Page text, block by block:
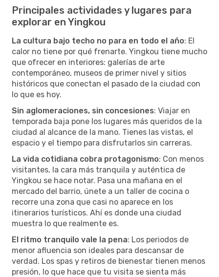
Principales actividades y lugares para
explorar en Yingkou
La cultura bajo techo no para en todo el año: El
calor no tiene por qué frenarte. Yingkou tiene mucho
que ofrecer en interiores: galerías de arte
contemporáneo, museos de primer nivel y sitios
históricos que conectan el pasado de la ciudad con
lo que es hoy.
Sin aglomeraciones, sin concesiones: Viajar en
temporada baja pone los lugares más queridos de la
ciudad al alcance de la mano. Tienes las vistas, el
espacio y el tiempo para disfrutarlos sin carreras.
La vida cotidiana cobra protagonismo: Con menos
visitantes, la cara más tranquila y auténtica de
Yingkou se hace notar. Pasa una mañana en el
mercado del barrio, únete a un taller de cocina o
recorre una zona que casi no aparece en los
itinerarios turísticos. Ahí es donde una ciudad
muestra lo que realmente es.
El ritmo tranquilo vale la pena: Los periodos de
menor afluencia son ideales para descansar de
verdad. Los spas y retiros de bienestar tienen menos
presión, lo que hace que tu visita se sienta más